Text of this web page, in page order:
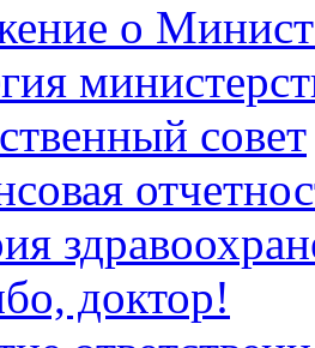
о
совет
доктор!